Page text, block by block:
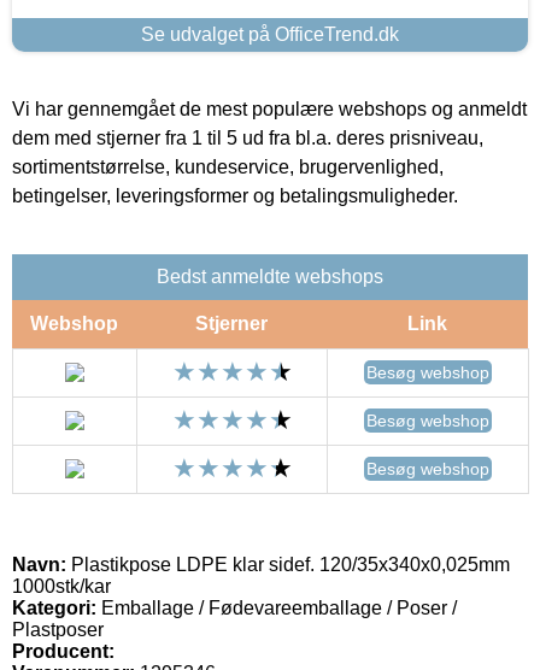
Se udvalget på OfficeTrend.dk
Vi har gennemgået de mest populære webshops og anmeldt
dem med stjerner fra 1 til 5 ud fra bl.a. deres prisniveau,
sortimentstørrelse, kundeservice, brugervenlighed,
betingelser, leveringsformer og betalingsmuligheder.
Bedst anmeldte webshops
Webshop Stjerner Link
Besøg webshop
Besøg webshop
Besøg webshop
Navn: Plastikpose LDPE klar sidef. 120/35x340x0,025mm
1000stk/kar
Kategori: Emballage / Fødevareemballage / Poser /
Plastposer
Producent: